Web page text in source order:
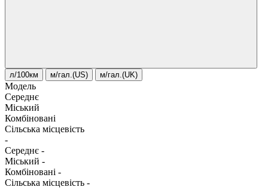
л/100км м/гал.(US) м/гал.(UK)
Модель
Середнє
Міський
Комбіновані
Сільська місцевість
-
Середнє -
Міський -
Комбіновані -
Сільська місцевість -